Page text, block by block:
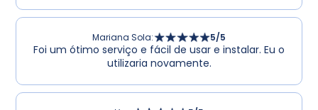
Mariana Sola: 5/5
Foi um ótimo serviço e fácil de usar e instalar. Eu o
utilizaria novamente.